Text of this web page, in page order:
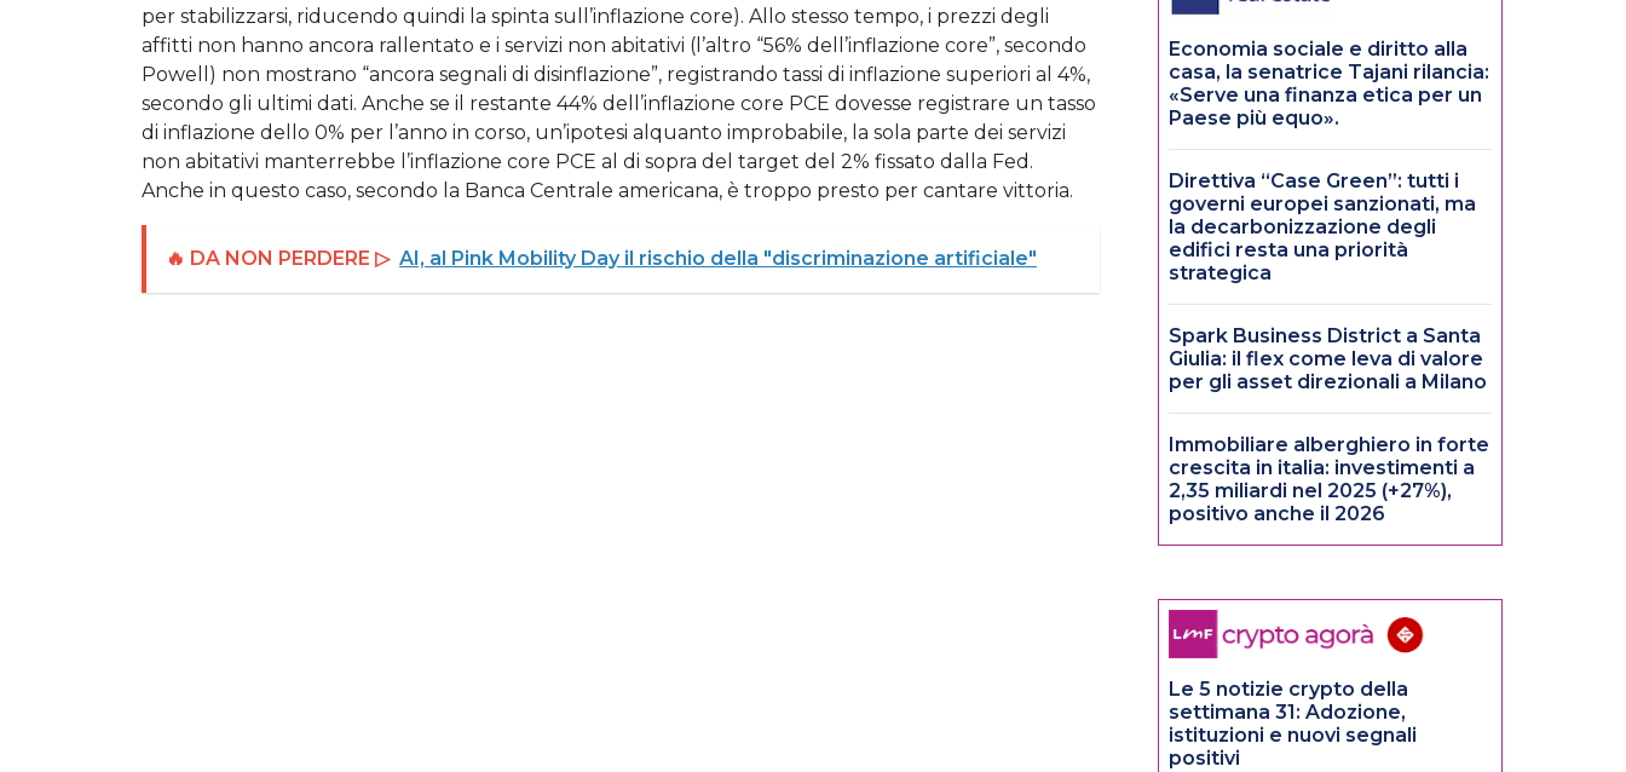
per stabilizzarsi, riducendo quindi la spinta sull’inflazione core). Allo stesso tempo, i prezzi degli
affitti non hanno ancora rallentato e i servizi non abitativi (l’altro “56% dell’inflazione core”, secondo
Powell) non mostrano “ancora segnali di disinflazione”, registrando tassi di inflazione superiori al 4%,
secondo gli ultimi dati. Anche se il restante 44% dell’inflazione core PCE dovesse registrare un tasso
di inflazione dello 0% per l’anno in corso, un’ipotesi alquanto improbabile, la sola parte dei servizi
non abitativi manterrebbe l’inflazione core PCE al di sopra del target del 2% fissato dalla Fed.
Anche in questo caso, secondo la Banca Centrale americana, è troppo presto per cantare vittoria.
🔥 DA NON PERDERE ▷ AI, al Pink Mobility Day il rischio della "discriminazione artificiale"
Economia sociale e diritto alla
casa, la senatrice Tajani rilancia:
«Serve una finanza etica per un
Paese più equo».
Direttiva “Case Green”: tutti i
governi europei sanzionati, ma
la decarbonizzazione degli
edifici resta una priorità
strategica
Spark Business District a Santa
Giulia: il flex come leva di valore
per gli asset direzionali a Milano
Immobiliare alberghiero in forte
crescita in italia: investimenti a
2,35 miliardi nel 2025 (+27%),
positivo anche il 2026
Le 5 notizie crypto della
settimana 31: Adozione,
istituzioni e nuovi segnali
positivi